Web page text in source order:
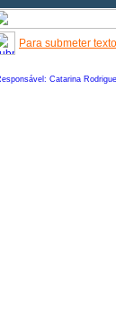
Para submeter